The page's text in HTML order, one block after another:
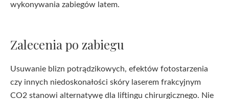
wykonywania zabiegów latem.
Zalecenia po zabiegu
Usuwanie blizn potrądzikowych, efektów fotostarzenia
czy innych niedoskonałości skóry laserem frakcyjnym
CO2 stanowi alternatywę dla liftingu chirurgicznego. Nie